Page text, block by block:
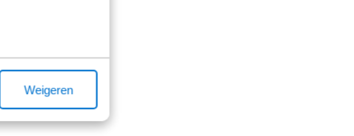
Weigeren